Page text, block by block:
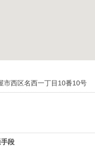
市西区名西一丁目10番10号
段